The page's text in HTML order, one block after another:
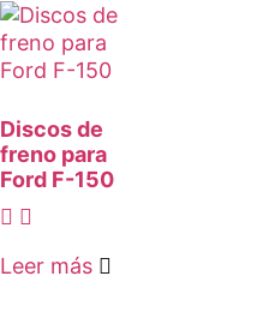
Discos de
freno para
Ford F-150
Leer más